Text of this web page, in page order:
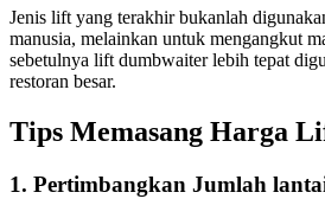
Jenis lift yang terakhir bukanlah
manusia, melainkan untuk mengangkut
sebetulnya lift dumbwaiter lebih tepat
restoran besar.
Tips Memasang Harga
1. Pertimbangkan Jumlah